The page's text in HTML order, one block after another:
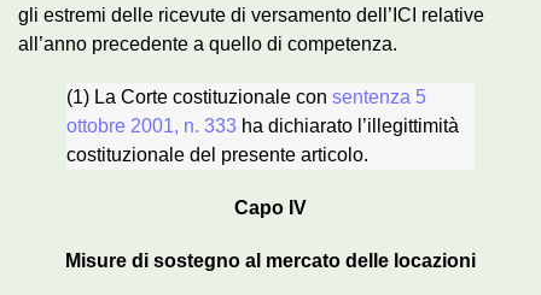
gli estremi delle ricevute di versamento dell’ICI relative
all’anno precedente a quello di competenza.
(1) La Corte costituzionale con sentenza 5
ottobre 2001, n. 333 ha dichiarato l’illegittimità
costituzionale del presente articolo.
Capo IV
Misure di sostegno al mercato delle locazioni